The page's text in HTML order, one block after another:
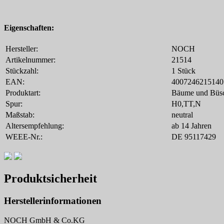
Eigenschaften:
Hersteller:
NOCH
Artikelnummer:
21514
Stückzahl:
1 Stück
EAN:
4007246215140
Produktart:
Bäume und
Spur:
H0,TT,N
Maßstab:
neutral
Altersempfehlung:
ab 14 Jahren
WEEE-Nr.:
DE 95117429
Produktsicherheit
Herstellerinformationen
NOCH GmbH & Co.KG